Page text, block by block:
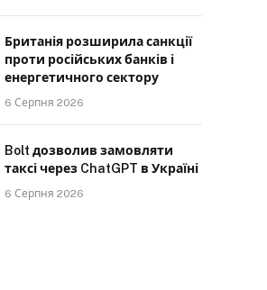
Британія розширила санкції
проти російських банків і
енергетичного сектору
6 Серпня 2026
Bolt дозволив замовляти
таксі через ChatGPT в Україні
6 Серпня 2026